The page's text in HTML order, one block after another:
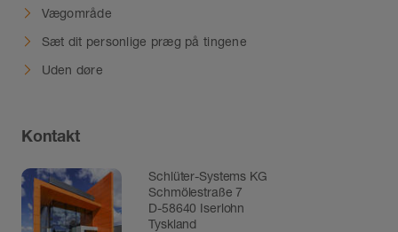
Vægområde
Sæt dit personlige præg på tingene
Uden døre
Kontakt
Schlüter-Systems KG
Schmölestraße 7
D-58640 Iserlohn
Tyskland